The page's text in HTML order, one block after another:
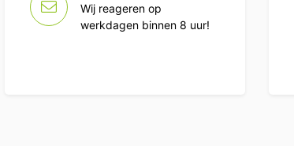
Wij reageren op
werkdagen binnen 8 uur!